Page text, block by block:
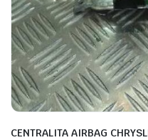
CENTRALITA AIRBAG